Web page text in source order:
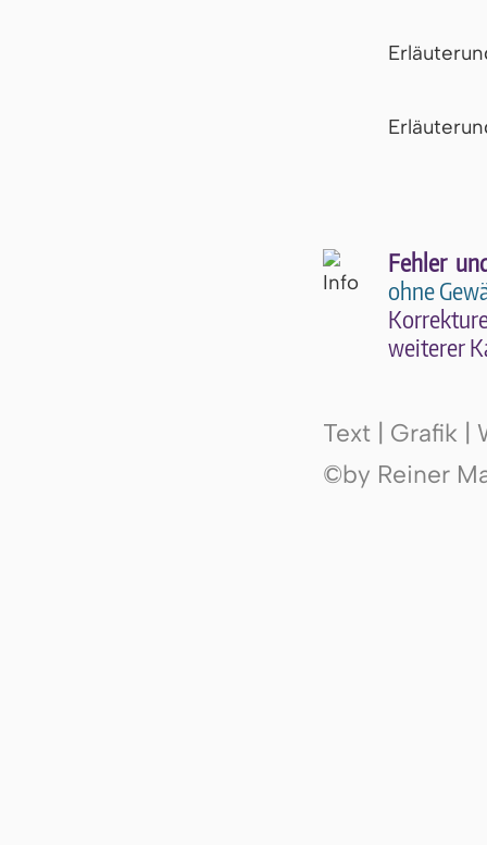
Fehler
ohne
wei­te­rer
Text | Grafik |
©by Reiner